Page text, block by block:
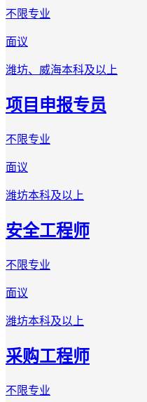
不限专业
面议
潍坊、威海本科及以上
项目申报专员
不限专业
面议
潍坊本科及以上
安全工程师
不限专业
面议
潍坊本科及以上
采购工程师
不限专业